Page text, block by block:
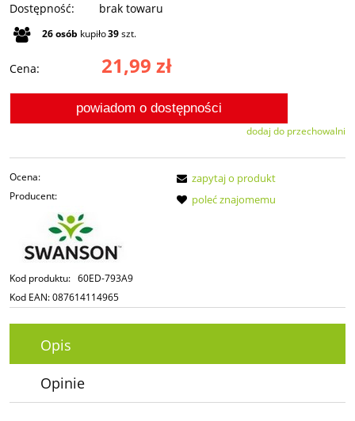
Dostępność: brak towaru
26osób kupiło39szt.
Cena: 21,99 zł
powiadom o dostępności
dodaj do przechowalni
Ocena:
Producent:
Kod produktu: 60ED-793A9
Kod EAN:087614114965
zapytaj o produkt
poleć znajomemu
Opis
Opinie